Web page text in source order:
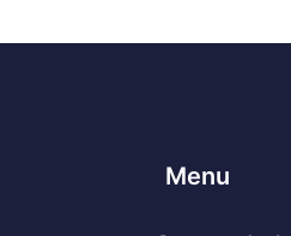
Menu